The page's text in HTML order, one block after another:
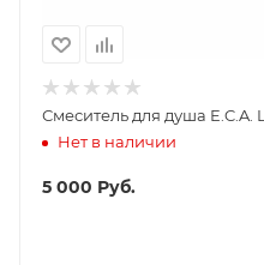
Смеситель для душа E.C.A.
Нет в наличии
5 000 Руб.